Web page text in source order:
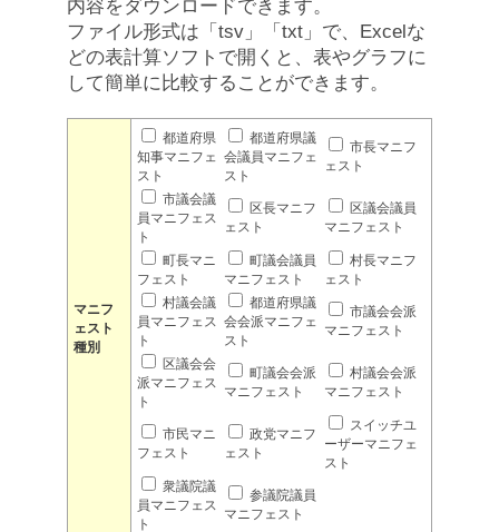
内容をダウンロードできます。
ファイル形式は「tsv」「txt」で、Excelな
どの表計算ソフトで開くと、表やグラフに
して簡単に比較することができます。
マニフ
ェスト
種別
都道府県
知事マニフェ
スト
都道府県議
会議員マニフェ
スト
市長マニフ
ェスト
市議会議
員マニフェス
ト
区長マニフ
ェスト
区議会議員
マニフェスト
町長マニ
フェスト
町議会議員
マニフェスト
村長マニフ
ェスト
村議会議
員マニフェス
ト
都道府県議
会会派マニフェ
スト
市議会会派
マニフェスト
区議会会
派マニフェス
ト
町議会会派
マニフェスト
村議会会派
マニフェスト
市民マニ
フェスト
政党マニフ
ェスト
スイッチユ
ーザーマニフェ
スト
衆議院議
員マニフェス
ト
参議院議員
マニフェスト